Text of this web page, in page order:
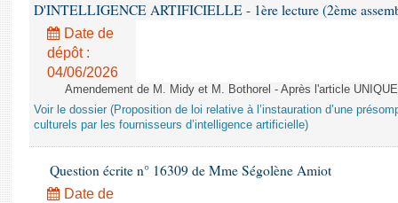
Dossiers législatifs
Budget et sécurité sociale
Questions écrites et orales
Comptes rendus des débats
D'INTELLIGENCE ARTIFICIELLE - 1ère lecture (2ème
Date de
dépôt :
04/06/2026
Amendement de M. Midy et M. Bothorel - Après l'article
Voir le dossier (Proposition de loi relative à l’instauration d’une
culturels par les fournisseurs d’intelligence artificielle)
Question écrite n° 16309 de Mme Ségolène Amiot
Date de